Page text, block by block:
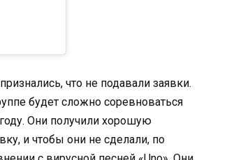
что не подавали заявки.
будет сложно соревноваться
Они получили хорошую
и чтобы они не сделали, по